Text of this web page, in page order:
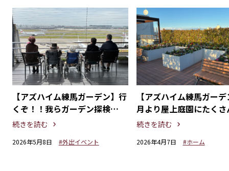
【アズハイム練馬ガーデン】行
くぞ！！我らガーデン探検
隊！！
続きを読む
2026年5月8日 #外出イベント
【アズハイム練馬ガー
月より屋上庭園にたくさ
花が咲きました！
続きを読む
2026年4月7日 #ホーム